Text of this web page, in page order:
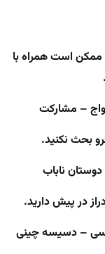
است همراه با
– مشارکت
بحث نکنید.
ناباب
در پیش دارید.
– دسیسه چینی